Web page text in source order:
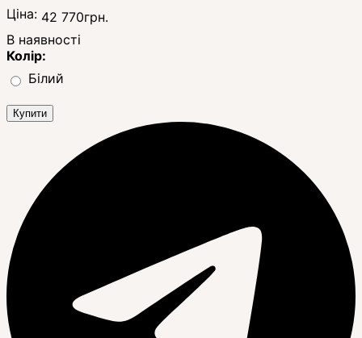
Ціна: 42 770грн.
В наявності
Колір:
Білий
Купити